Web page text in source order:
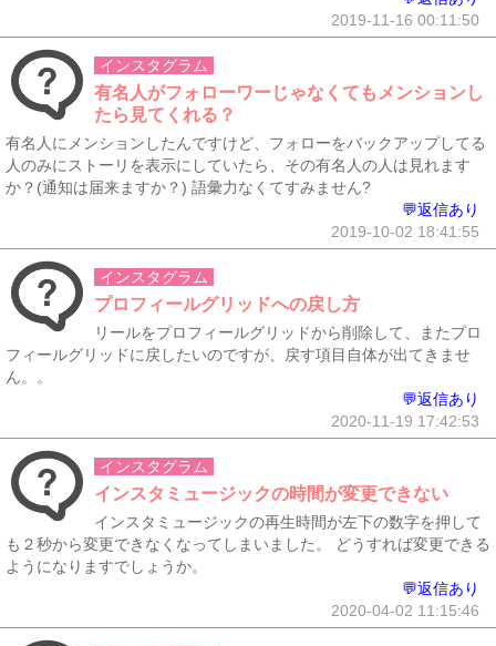
2019-11-16 00:11:50
インスタグラム
有名人がフォローワーじゃなくてもメンションし
たら見てくれる？
有名人にメンションしたんですけど、フォローをバックアップしてる
人のみにストーリを表示にしていたら、その有名人の人は見れます
か？(通知は届来ますか？) 語彙力なくてすみません?
💬返信あり
2019-10-02 18:41:55
インスタグラム
プロフィールグリッドへの戻し方
リールをプロフィールグリッドから削除して、またプロ
フィールグリッドに戻したいのですが、戻す項目自体が出てきませ
ん。。
💬返信あり
2020-11-19 17:42:53
インスタグラム
インスタミュージックの時間が変更できない
インスタミュージックの再生時間が左下の数字を押して
も２秒から変更できなくなってしまいました。 どうすれば変更できる
ようになりますでしょうか。
💬返信あり
2020-04-02 11:15:46